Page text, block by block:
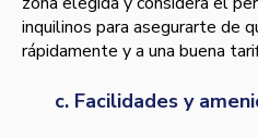
inquilinos para asegurarte de
rápidamente y a una buena
c. Facilidades y